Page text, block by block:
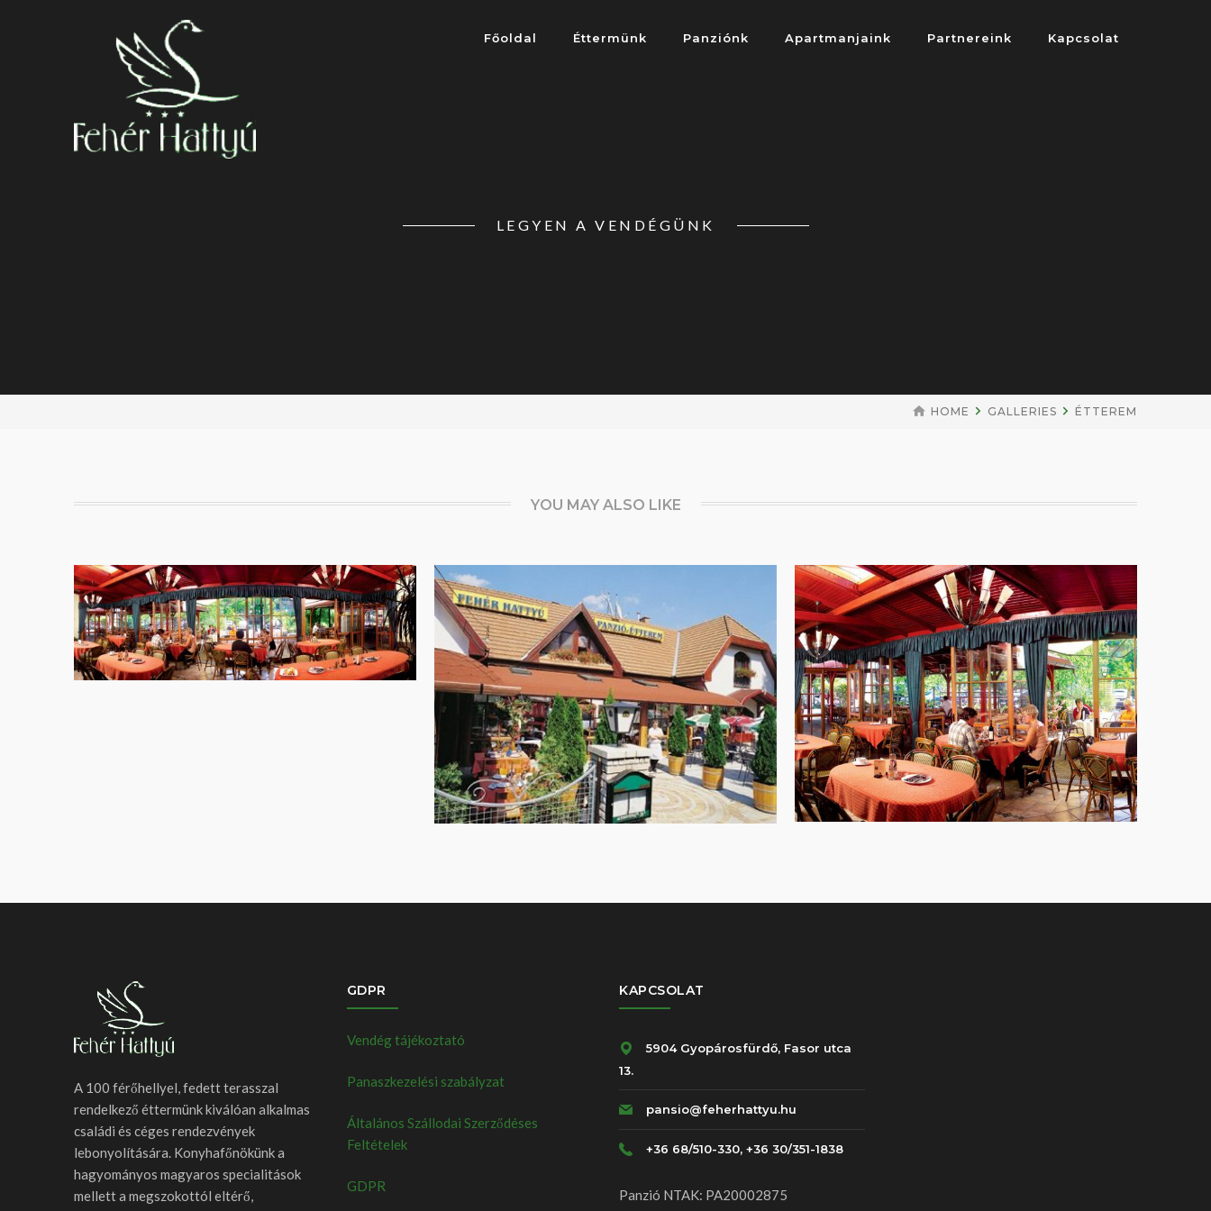
Főoldal Éttermünk Panziónk Apartmanjaink Partnereink Kapcsolat
LEGYEN A VENDÉGÜNK
HOME GALLERIES ÉTTEREM
YOU MAY ALSO LIKE
A 100 férőhellyel, fedett terasszal
rendelkező éttermünk kiválóan alkalmas
családi és céges rendezvények
lebonyolítására. Konyhafőnökünk a
hagyományos magyaros specialitások
mellett a megszokottól eltérő,
GDPR
Vendég tájékoztató
Panaszkezelési szabályzat
Általános Szállodai Szerződéses
Feltételek
GDPR
KAPCSOLAT
5904 Gyopárosfürdő, Fasor utca
13.
pansio@feherhattyu.hu
+36 68/510-330, +36 30/351-1838
Panzió NTAK: PA20002875